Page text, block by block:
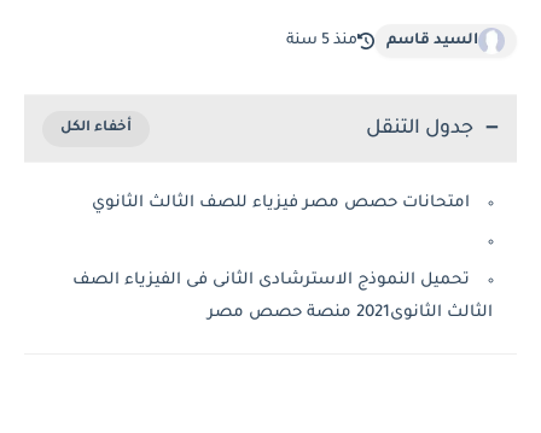
السيد قاسم منذ 5 سنة
جدول التنقل
امتحانات حصص مصر فيزياء للصف الثالث الثانوي
تحميل النموذج الاسترشادى الثانى فى الفيزياء الصف
الثالث الثانوى2021 منصة حصص مصر